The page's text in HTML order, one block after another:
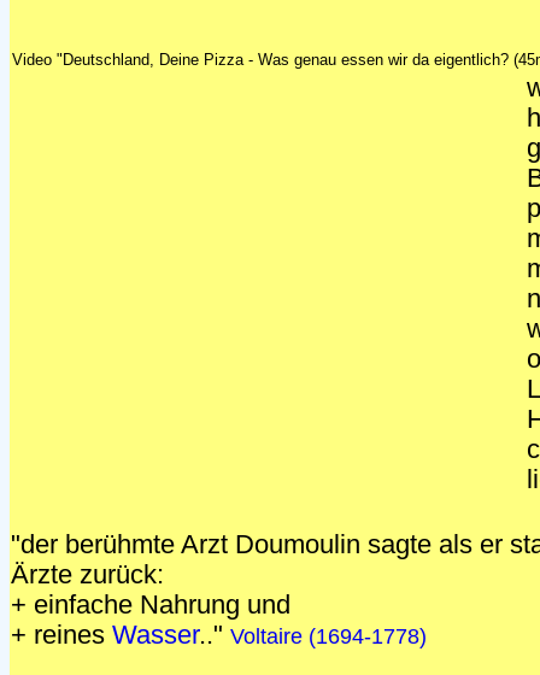
Video "Deutschland, Deine Pizza - Was genau essen wir da eigentlich?
"der berühmte Arzt Doumoulin sagte als er
Ärzte zurück:
+ einfache Nahrung und
+ reines Wasser.." Voltaire (1694-1778)